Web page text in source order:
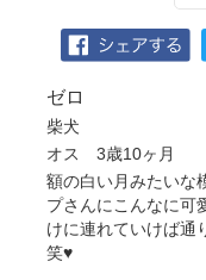
ゼロ
柴犬
オス 3歳10ヶ月
額の白い月みたいな
プさんにこんなに可
けに連れていけば通
笑♥